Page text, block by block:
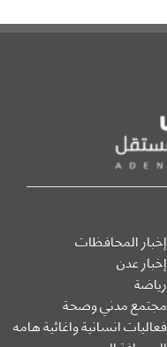
إخبار المحافظات
إخبار عدن
رياضة
مجتمع مدني وصحة
فعاليات انسانية واغاثية هامه